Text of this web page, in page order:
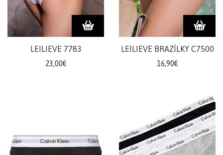
doplnky
ŽENY
oblečenie
overaly
LEILIEVE 7783
23,00€
LEILIEVE BRAZÍLKY C7500
16,90€